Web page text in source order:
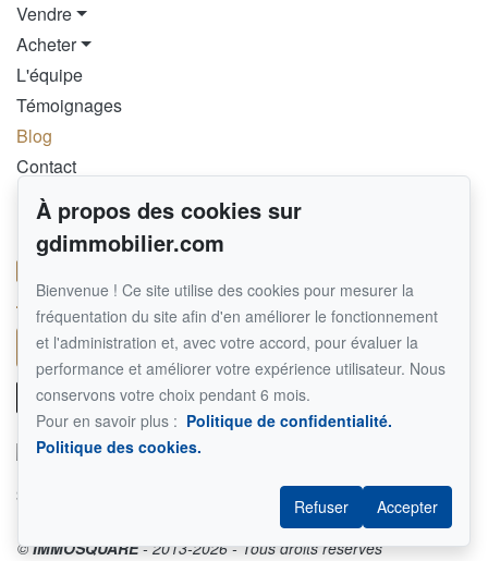
Vendre
Acheter
L'équipe
Témoignages
Blog
Contact
Pour nous joindre
RE/MAX EXTRA INC.
450 464-1000
Écrivez-nous un courriel
Suivez-nous sur Facebook !
©IMMOSQUARE- 2013-2026 - Tous droits réservés
À propos des cookies sur
gdimmobilier.com
Bienvenue ! Ce site utilise des cookies pour mesurer la
fréquentation du site afin d'en améliorer le fonctionnement
et l'administration et, avec votre accord, pour évaluer la
performance et améliorer votre expérience utilisateur. Nous
conservons votre choix pendant 6 mois.
Pour en savoir plus : Politique de confidentialité.
Politique des cookies.
Refuser Accepter